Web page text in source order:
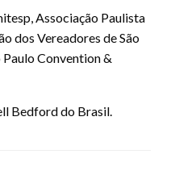
Associação Paulista
dos Vereadores de São
Paulo Convention &
Bedford do Brasil.